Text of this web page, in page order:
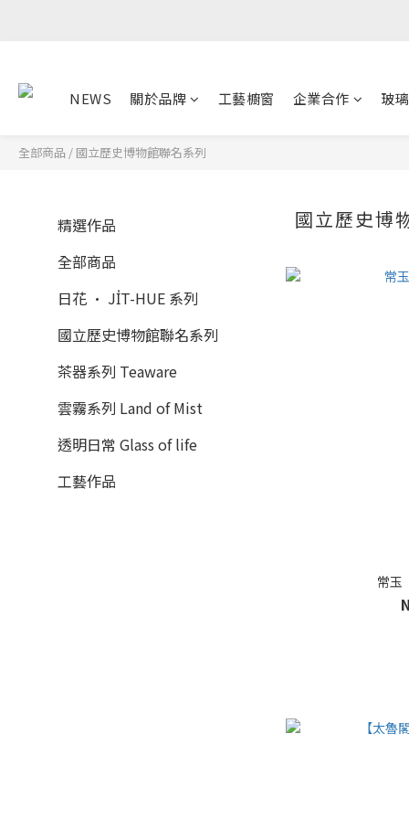
NEWS 關於品牌 工藝櫥窗 企業合作 玻
全部商品 / 國立歷史博物館聯名系列
精選作品
全部商品
日花 · JI̍T-HUE 系列
國立歷史博物館聯名系列
茶器系列 Teaware
雲霧系列 Land of Mist
透明日常 Glass of life
工藝作品
國立歷史博
常玉